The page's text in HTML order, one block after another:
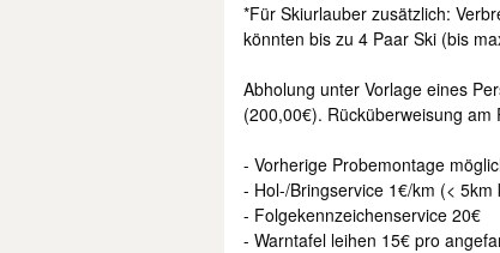
*Für Skiurlauber zusätzlich:
könnten bis zu 4 Paar Ski (bis
Abholung unter Vorlage eines
(200,00€). Rücküberweisung am
- Vorherige Probemontage
- Hol-/Bringservice 1€/km (< 5km
- Folgekennzeichenservice 20€
- Warntafel leihen 15€ pro